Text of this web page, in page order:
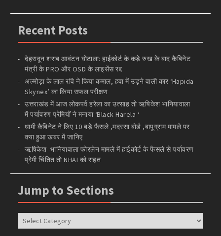
Recent Posts
देहरादून शराब आवंटन घोटाला: हाईकोर्ट के कड़े रुख के बाद कैबिनेट
मंत्री के PRO और OSD के लाइसेंस रद्द
अल्मोड़ा के लाल रवि ने किया कमाल, हवा में उड़ने वाली कार ‘Hapida
Skynex’ का किया सफल परीक्षण
उत्तराखंड में आज लोकपर्व हरेला का उत्साह तो ऋषिकेश भानियावाला
में पर्यावरण प्रेमियों ने मनाया ‘Black Harela ‘
धामी कैबिनेट ने लिए 10 बड़े फैसले ,मदरसा बोर्ड ,बापूग्राम मामले पर
क्या हुआ खबर में जानिए
ऋषिकेश -भानियावाला फोरलेन मामले में हाईकोर्ट के फैसले से पर्यावरण
प्रेमी चिंतित तो NHAI को राहत
Jump to Sections
Jump
to